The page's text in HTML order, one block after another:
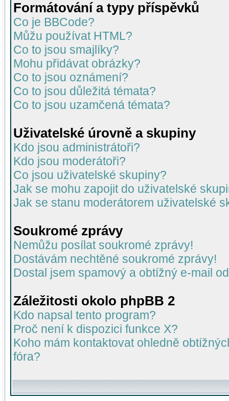
Formátování a typy příspěvků
Co je BBCode?
Můžu používat HTML?
Co to jsou smajlíky?
Mohu přidávat obrázky?
Co to jsou oznámení?
Co to jsou důležitá témata?
Co to jsou uzamčená témata?
Uživatelské úrovně a skupiny
Kdo jsou administrátoři?
Kdo jsou moderátoři?
Co jsou uživatelské skupiny?
Jak se mohu zapojit do uživatelské
Jak se stanu moderátorem uživatelské
Soukromé zprávy
Nemůžu posílat soukromé zprávy!
Dostávám nechtěné soukromé zprávy!
Dostal jsem spamový a obtížný e-mail
Záležitosti okolo phpBB 2
Kdo napsal tento program?
Proč není k dispozici funkce X?
Koho mám kontaktovat ohledně
fóra?